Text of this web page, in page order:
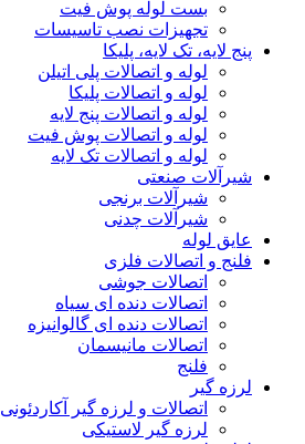
بست لوله پوش فیت
تجهیزات نصب تاسیسات
پنج لایه، تک لایه، پلیکا
لوله و اتصالات پلی اتیلن
لوله و اتصالات پلیکا
لوله و اتصالات پنج لایه
لوله و اتصالات پوش فیت
لوله و اتصالات تک لایه
شیرآلات صنعتی
شیرآلات برنجی
شیرآلات چدنی
عایق لوله
فلنج و اتصالات فلزی
اتصالات جوشی
اتصالات دنده ای سیاه
اتصالات دنده ای گالوانیزه
اتصالات مانیسمان
فلنج
لرزه گیر
اتصالات و لرزه گیر آکاردئونی
لرزه گیر لاستیکی